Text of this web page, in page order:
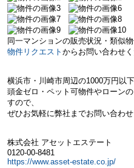
同一マンションの販売状況・類似
物件リクエスト からお問い合わせく
横浜市・川崎市周辺の1000万円以
頭金ゼロ・ペット可物件やローン
すので、
ぜひお気軽に弊社までお問い合わせ
株式会社 アセットエステート
0120-00-8481
https://www.asset-estate.co.jp/